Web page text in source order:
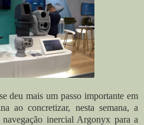
deu mais um passo importante em
ao concretizar, nesta semana, a
inercial Argonyx para a